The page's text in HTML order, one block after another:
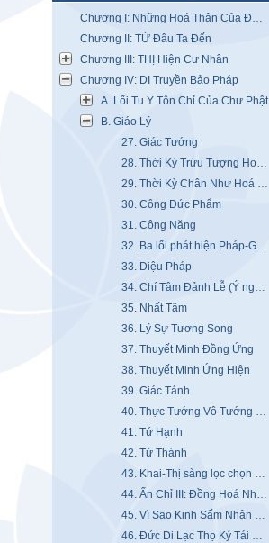
Chương I: Những Hoá Thân Của Đức Di Lạc
Chương II: TỪ Đâu Ta Đến
Chương III: THỊ Hiện Cư Nhân
Chương IV: DI Truyền Bảo Pháp
A. Lối Tu Y Tôn Chỉ Của Chư Phật
B. Giáo Lý
27. Giác Tướng
28. Thời Kỳ Trừu Tượng Hoá Độ Tiểu Thừa
29. Thời Kỳ Chân Như Hoá Độ Đại Thừa
30. Công Đức Phẩm
31. Công Năng
32. Ba lối phát hiện Pháp-Giới
33. Diệu Pháp
34. Chí Tâm Đảnh Lễ (Ý nghĩa xác thực Lời Nguyện A-Di-Đà)
35. Nhất Tâm
36. Lý Sự Tương Song
37. Thuyết Minh Đồng Ứng
38. Thuyết Minh Ứng Hiện
39. Giác Tánh
40. Thực Tướng Vô Tướng Tam Muội Pháp Môn
41. Tứ Hạnh
42. Tứ Thánh
43. Khai-Thị sàng lọc chọn Hộ Pháp, Tôn Giả, Bồ Tát
44. Ấn Chỉ III: Đồng Hoá Nhân Sinh, Dưới Sự Nhận Định Bất Đồng
45. Vì Sao Kinh Sấm Nhận Định In Tuồng Thực
46. Đức Di Lạc Thọ Ký Tái Sinh Trong 350 Năm Sau